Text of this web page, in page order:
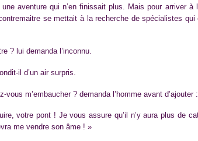
aventure qui n’en finissait plus. Mais pour arriver
se mettait à la recherche de spécialistes qui
? lui demanda l’inconnu.
il d’un air surpris.
vous m’embaucher ? demanda l’homme avant d’ajouter :
votre pont ! Je vous assure qu’il n’y aura plus de
me vendre son âme ! »